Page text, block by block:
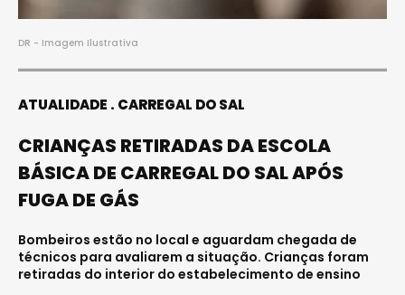
DR - Imagem Ilustrativa
ATUALIDADE CARREGAL DO SAL
CRIANÇAS RETIRADAS DA ESCOLA
BÁSICA DE CARREGAL DO SAL APÓS
FUGA DE GÁS
Bombeiros estão no local e aguardam chegada de
técnicos para avaliarem a situação. Crianças foram
retiradas do interior do estabelecimento de ensino